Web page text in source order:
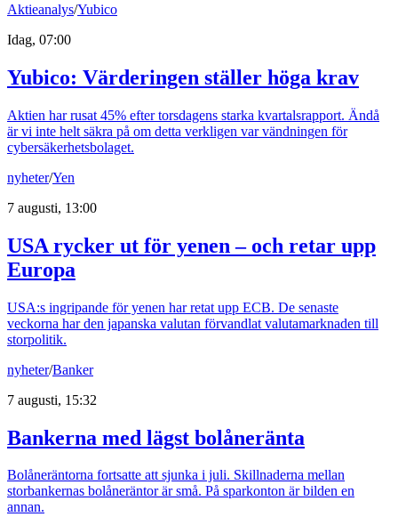
Aktieanalys/Yubico
Idag, 07:00
Yubico: Värderingen ställer höga krav
Aktien har rusat 45% efter torsdagens starka kvartalsrapport. Ändå
är vi inte helt säkra på om detta verkligen var vändningen för
cybersäkerhetsbolaget.
nyheter/Yen
7 augusti, 13:00
USA rycker ut för yenen – och retar upp
Europa
USA:s ingripande för yenen har retat upp ECB. De senaste
veckorna har den japanska valutan förvandlat valutamarknaden till
storpolitik.
nyheter/Banker
7 augusti, 15:32
Bankerna med lägst bolåneränta
Bolåneräntorna fortsatte att sjunka i juli. Skillnaderna mellan
storbankernas bolåneräntor är små. På sparkonton är bilden en
annan.